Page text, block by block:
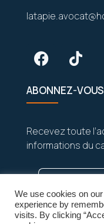
ABONNEZ-
Recevez toute
informations du
We use cookies on
experience by
visits. By clicking